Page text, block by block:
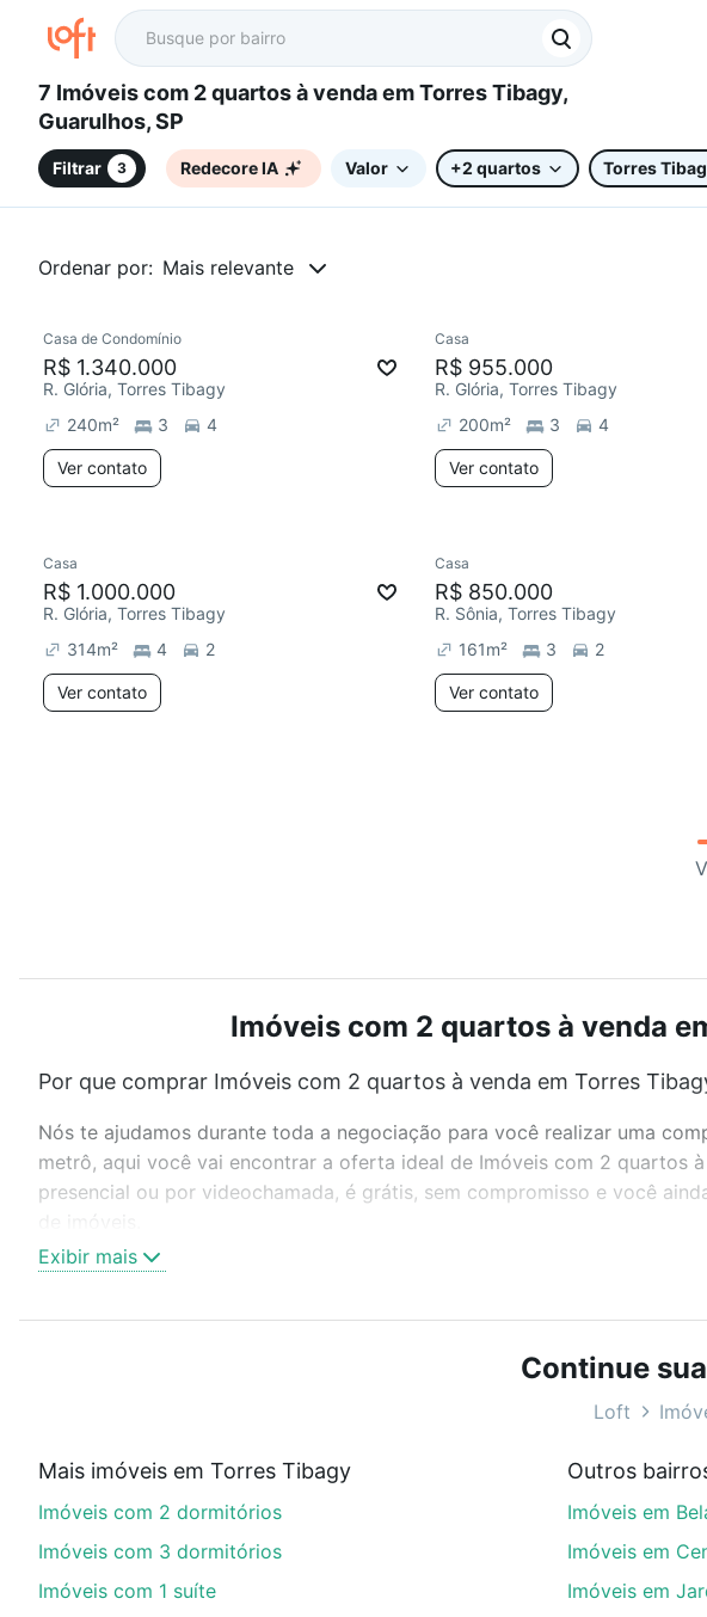
7 Imóveis com 2 quartos à venda em Torres Tibagy,
Guarulhos, SP
Filtrar 3 Redecore IA Valor +2 quartos Torres
Ordenar por: Mais relevante
Redecorar
Casa de Condomínio
R$ 1.340.000
R. Glória, Torres Tibagy
240m² 3 4
Ver contato
Casa
R$ 955.000
R. Glória, Torres Tibagy
200m² 3 4
Ver contato
Casa
R$ 1.000.000
R. Glória, Torres Tibagy
314m² 4 2
Ver contato
Casa
R$ 850.000
R. Sônia, Torres Tibagy
161m² 3 2
Ver contato
Imóveis com 2 quartos à venda
Por que comprar Imóveis com 2 quartos à venda em Torres
Nós te ajudamos durante toda a negociação para você realizar uma
metrô, aqui você vai encontrar a oferta ideal de Imóveis com 2 quartos
presencial ou por videochamada, é grátis, sem compromisso e você
Como escolher um imóvel?
Use barra de busca no topo para pesquisar por ruas, bairros e até
ou sem vaga de garagem para combinar perfeitamente com o preço,
Imóveis com 2 quartos à venda em Torres Tibagy, Guarulhos, SP ideal
Aqui na Loft temos a oferta ideal para você, com Imóveis com 2 quartos
de financiamento imobiliário as parcelas podem se adequar ao seu
nosso portal quanto custa comprar um apartamento
e conte com a
Exibir mais
Continue
Loft
Mais imóveis em Torres Tibagy
Imóveis com 2 dormitórios
Imóveis com 3 dormitórios
Imóveis com 1 suíte
Outros
Imóveis em
Imóveis em
Imóveis em